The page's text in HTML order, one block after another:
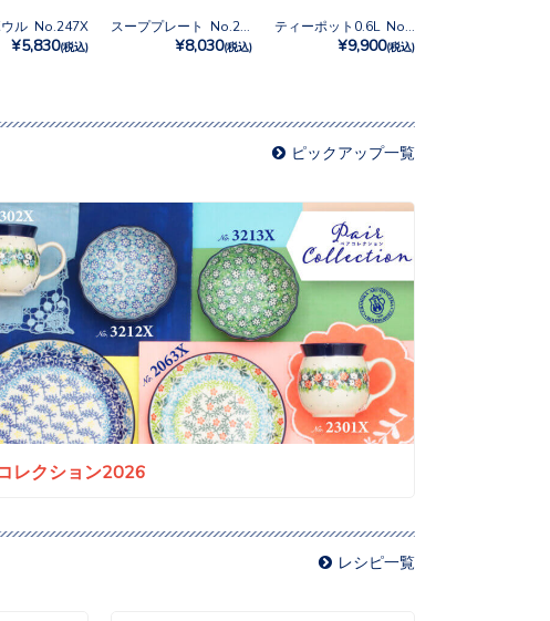
ウル No.247X
¥5,830(税込) ¥8,030(税込) ¥9,900(税込)
ピックアップ一覧
レクション2026
レシピ一覧